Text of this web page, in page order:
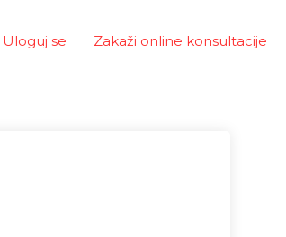
Uloguj se Zakaži online konsultacije